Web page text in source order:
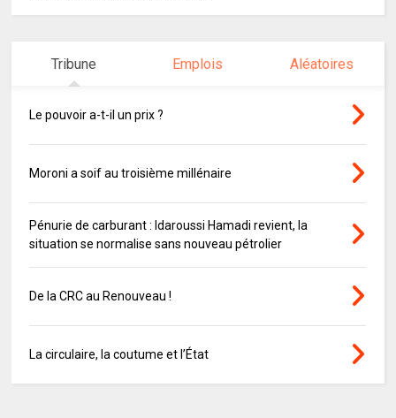
Tribune Emplois Aléatoires
Le pouvoir a-t-il un prix ?
Moroni a soif au troisième millénaire
Pénurie de carburant : Idaroussi Hamadi revient, la
situation se normalise sans nouveau pétrolier
De la CRC au Renouveau !
La circulaire, la coutume et l’État